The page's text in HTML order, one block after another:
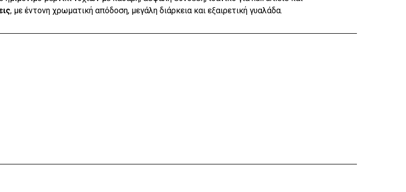
, με έντονη χρωματική απόδοση, μεγάλη διάρκεια και εξαιρετική γυαλάδα.